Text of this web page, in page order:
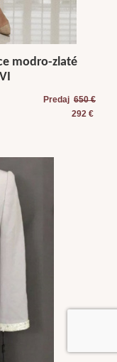
modro-zlaté
Predaj 650 €
292 €